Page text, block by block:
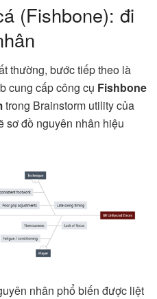
(Fishbone): đi
thường, bước tiếp theo là
cung cấp công cụ Fishbone
trong Brainstorm utility của
sơ đồ nguyên nhân hiệu
nhân phổ biến được liệt